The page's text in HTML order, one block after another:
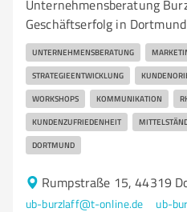
Unternehmensberatung
Geschäftserfolg in Dortmund
UNTERNEHMENSBERATUNG
STRATEGIEENTWICKLUNG
WORKSHOPS KOMMUNIKATION
KUNDENZUFRIEDENHEIT
DORTMUND
Rumpstraße 15, 44319
ub-burzlaff@t-online.de ub-